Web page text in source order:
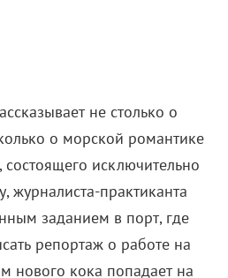
журналиста-практиканта
заданием в порт, где
репортаж о работе на
нового кока попадает на
где его встречает
девушки не находят с
то момент они даже